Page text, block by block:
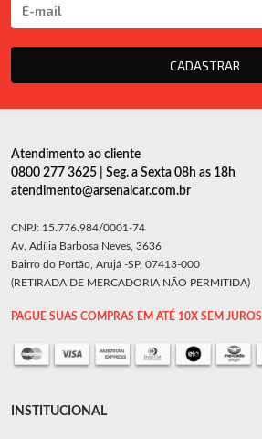
CADASTRAR
Atendimento ao cliente
0800 277 3625 | Seg. a Sexta 08h as 18h
atendimento@arsenalcar.com.br
CNPJ: 15.776.984/0001-74
Av. Adília Barbosa Neves, 3636
Bairro do Portão, Arujá -SP, 07413-000
(RETIRADA DE MERCADORIA NÃO PERMITIDA)
PAGUE SUAS COMPRAS EM ATÉ 10X SEM JUROS
INSTITUCIONAL